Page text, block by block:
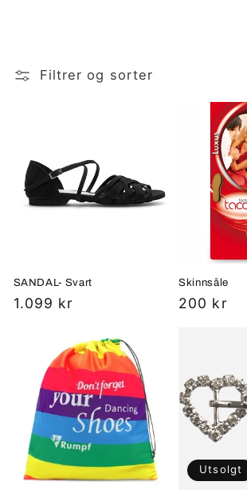
i
Filtrer og sorter
SANDAL- Svart
Vanlig
1.099 kr
Skinnsåle
Vanlig
200 kr
Utsolgt